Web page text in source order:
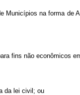
Municípios na forma
fins não econômicos
da lei civil; ou